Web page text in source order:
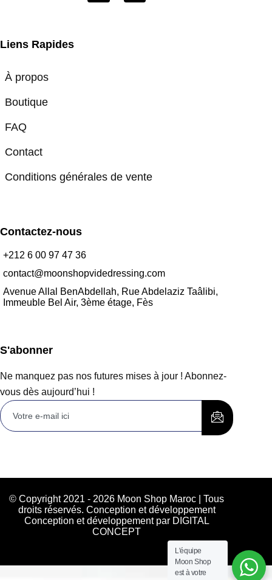
Liens Rapides
À propos
Boutique
FAQ
Contact
Conditions générales de vente
Contactez-nous
+212 6 00 97 47 36
contact@moonshopvidedressing.com
Avenue Allal BenAbdellah, Rue Abdelaziz Taâlibi,
Immeuble Bel Air, 3ème étage, Fès
S'abonner
Ne manquez pas nos futures mises à jour ! Abonnez-
vous dès aujourd’hui !
© Copyright 2021 - 2026 Moon Shop Maroc | Tous
droits réservés. Conception et développement
Conception et développement par DIGITAL
CONCEPT
L'équipe
Moon Shop
est à votre